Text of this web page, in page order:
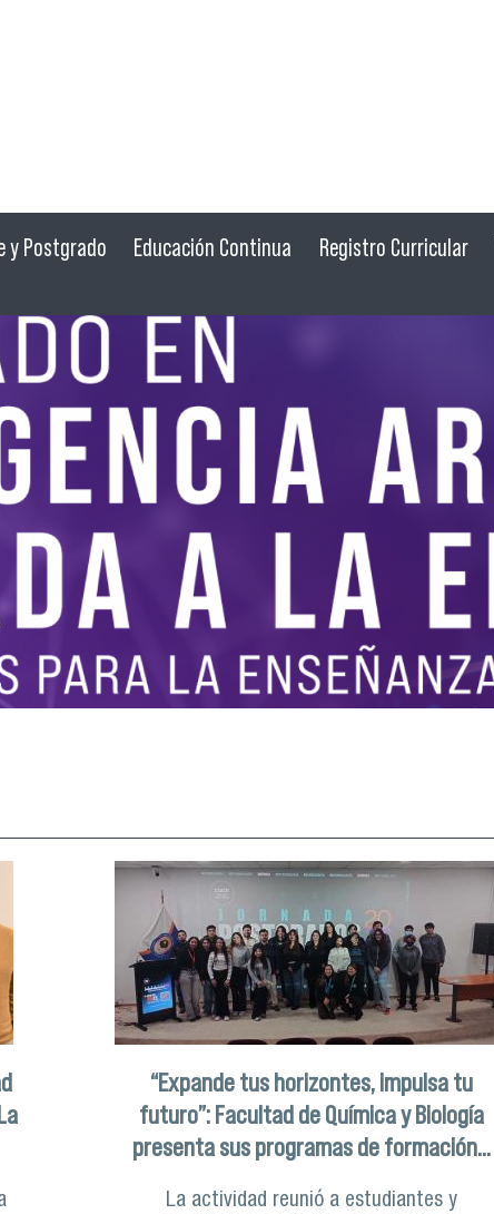
y Postgrado Educación Continua Registro Curricular
“Expande tus horizontes, impulsa tu
futuro”: Facultad de Química y Biología
presenta sus programas de formación...
La actividad reunió a estudiantes y